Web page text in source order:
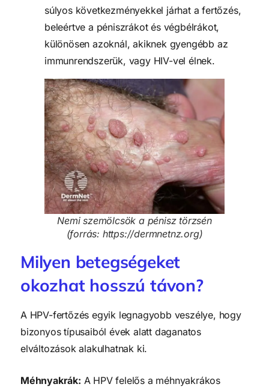
súlyos következményekkel járhat a fertőzés,
beleértve a péniszrákot és végbélrákot,
különösen azoknál, akiknek gyengébb az
immunrendszerük, vagy HIV-vel élnek.
Nemi szemölcsök a pénisz törzsén
(forrás: https://dermnetnz.org)
Milyen betegségeket
okozhat hosszú távon?
A HPV-fertőzés egyik legnagyobb veszélye, hogy
bizonyos típusaiból évek alatt daganatos
elváltozások alakulhatnak ki.
Méhnyakrák: A HPV felelős a méhnyakrákos